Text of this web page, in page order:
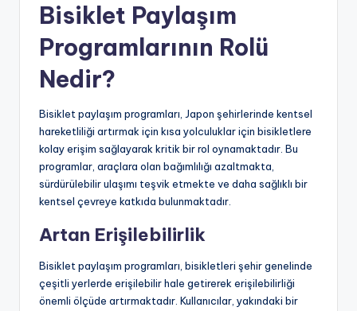
Bisiklet Paylaşım
Programlarının Rolü
Nedir?
Bisiklet paylaşım programları, Japon şehirlerinde kentsel
hareketliliği artırmak için kısa yolculuklar için bisikletlere
kolay erişim sağlayarak kritik bir rol oynamaktadır. Bu
programlar, araçlara olan bağımlılığı azaltmakta,
sürdürülebilir ulaşımı teşvik etmekte ve daha sağlıklı bir
kentsel çevreye katkıda bulunmaktadır.
Artan Erişilebilirlik
Bisiklet paylaşım programları, bisikletleri şehir genelinde
çeşitli yerlerde erişilebilir hale getirerek erişilebilirliği
önemli ölçüde artırmaktadır. Kullanıcılar, yakındaki bir